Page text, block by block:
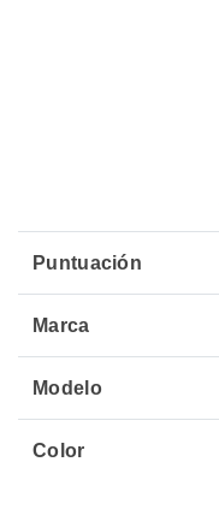
Puntuación
Marca
Modelo
Color